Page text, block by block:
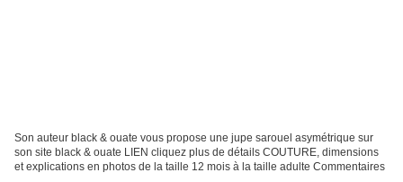
Son auteur black & ouate vous propose une jupe sarouel asymétrique sur
son site black & ouate LIEN cliquez plus de détails COUTURE, dimensions
et explications en photos de la taille 12 mois à la taille adulte Commentaires